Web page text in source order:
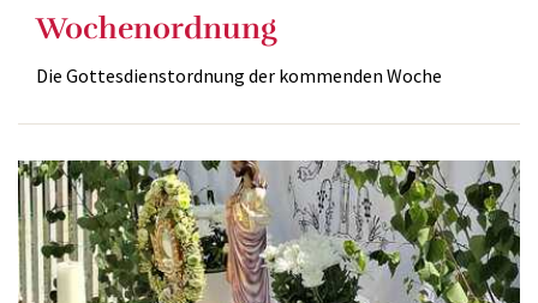
Wochenordnung
Die Gottesdienstordnung der kommenden Woche